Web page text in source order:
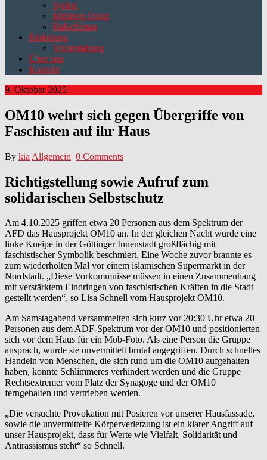
Syrien
Mittlerer Osten
Balochistan
Einladung
Veranstaltung
Über uns
Kontakt
9. Oktober 2025
OM10 wehrt sich gegen Übergriffe von
Faschisten auf ihr Haus
By kia Allgemein 0 Comments
Richtigstellung sowie Aufruf zum
solidarischen Selbstschutz
Am 4.10.2025 griffen etwa 20 Personen aus dem Spektrum der
AFD das Hausprojekt OM10 an. In der gleichen Nacht wurde eine
linke Kneipe in der Göttinger Innenstadt großflächig mit
faschistischer Symbolik beschmiert. Eine Woche zuvor brannte es
zum wiederholten Mal vor einem islamischen Supermarkt in der
Nordstadt. „Diese Vorkommnisse müssen in einen Zusammenhang
mit verstärktem Eindringen von faschistischen Kräften in die Stadt
gestellt werden“, so Lisa Schnell vom Hausprojekt OM10.
Am Samstagabend versammelten sich kurz vor 20:30 Uhr etwa 20
Personen aus dem ADF-Spektrum vor der OM10 und positionierten
sich vor dem Haus für ein Mob-Foto. Als eine Person die Gruppe
ansprach, wurde sie unvermittelt brutal angegriffen. Durch schnelles
Handeln von Menschen, die sich rund um die OM10 aufgehalten
haben, konnte Schlimmeres verhindert werden und die Gruppe
Rechtsextremer vom Platz der Synagoge und der OM10
ferngehalten und vertrieben werden.
„Die versuchte Provokation mit Posieren vor unserer Hausfassade,
sowie die unvermittelte Körperverletzung ist ein klarer Angriff auf
unser Hausprojekt, dass für Werte wie Vielfalt, Solidarität und
Antirassismus steht“ so Schnell.